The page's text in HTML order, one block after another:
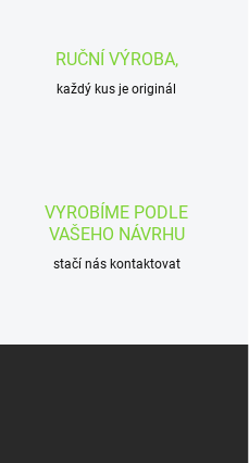
RUČNÍ VÝROBA,
každý kus je originál
VYROBÍME PODLE
VAŠEHO NÁVRHU
stačí nás kontaktovat